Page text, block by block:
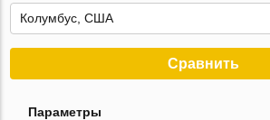
Сравнить
Параметры